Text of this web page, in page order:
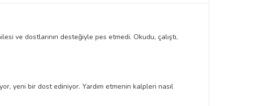
ve dostlarının desteğiyle pes etmedi. Okudu, çalıştı,
yeni bir dost ediniyor. Yardım etmenin kalpleri nasıl